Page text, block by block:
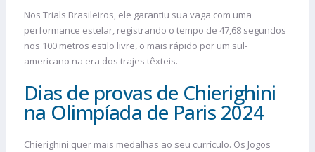
Nos Trials Brasileiros, ele garantiu sua vaga com uma
performance estelar, registrando o tempo de 47,68 segundos
nos 100 metros estilo livre, o mais rápido por um sul-
americano na era dos trajes têxteis.
Dias de provas de Chierighini
na Olimpíada de Paris 2024
Chierighini quer mais medalhas ao seu currículo. Os Jogos